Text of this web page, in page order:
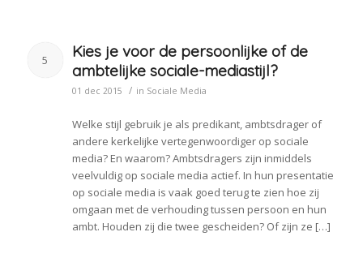
5
Kies je voor de persoonlijke of de
ambtelijke sociale-mediastijl?
01 dec 2015 / in Sociale Media
Welke stijl gebruik je als predikant, ambtsdrager of
andere kerkelijke vertegenwoordiger op sociale
media? En waarom? Ambtsdragers zijn inmiddels
veelvuldig op sociale media actief. In hun presentatie
op sociale media is vaak goed terug te zien hoe zij
omgaan met de verhouding tussen persoon en hun
ambt. Houden zij die twee gescheiden? Of zijn ze […]